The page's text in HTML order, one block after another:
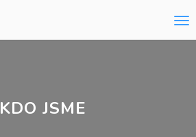
KDO JSME